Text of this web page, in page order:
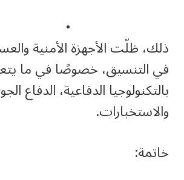
•
ذلك، ظلّت الأجهزة الأمنية
في التنسيق، خصوصًا في ما
بالتكنولوجيا الدفاعية، الدفاع
والاستخبارات.
خاتمة: